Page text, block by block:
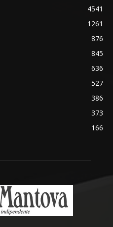
4541
1261
876
845
636
527
386
373
166